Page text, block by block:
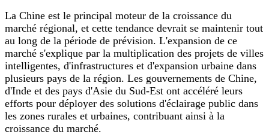
La Chine est le principal moteur de la croissance du
marché régional, et cette tendance devrait se maintenir tout
au long de la période de prévision. L'expansion de ce
marché s'explique par la multiplication des projets de villes
intelligentes, d'infrastructures et d'expansion urbaine dans
plusieurs pays de la région. Les gouvernements de Chine,
d'Inde et des pays d'Asie du Sud-Est ont accéléré leurs
efforts pour déployer des solutions d'éclairage public dans
les zones rurales et urbaines, contribuant ainsi à la
croissance du marché.